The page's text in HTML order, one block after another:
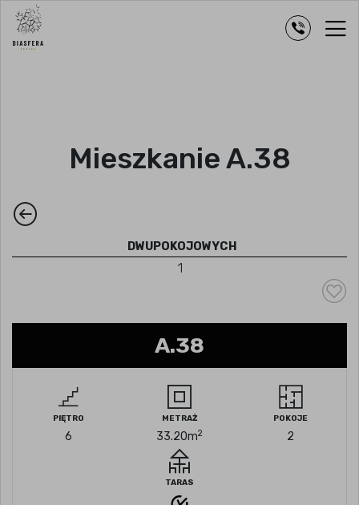
Mieszkanie A.38
DWUPOKOJOWYCH
1
A.38
PIĘTRO
6
METRAŻ
33.20m2
POKOJE
2
TARAS